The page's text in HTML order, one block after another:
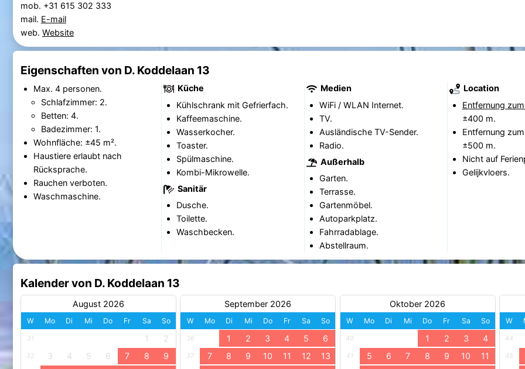
mob. +31 615 302 333
mail. E-mail
web. Website
Eigenschaften von D. Koddelaan 13
Max. 4 personen.
Schlafzimmer: 2.
Betten: 4.
Badezimmer: 1.
Wohnfläche: ±45 m².
Haustiere erlaubt nach
Rücksprache.
Rauchen verboten.
Waschmaschine.
Küche
Kühlschrank mit Gefrierfach.
Kaffeemaschine.
Wasserkocher.
Toaster.
Spülmaschine.
Kombi-Mikrowelle.
Sanitär
Dusche.
Toilette.
Waschbecken.
Medien
WiFi / WLAN Internet.
TV.
Ausländische TV-Sender.
Radio.
Außerhalb
Garten.
Terrasse.
Gartenmöbel.
Autoparkplatz.
Fahrradablage.
Abstellraum.
Location
Entfernung
±400 m.
Entfernung
±500 m.
Nicht auf
Gelijkvloers.
Kalender von D. Koddelaan 13
August 2026
W Mo Di Mi Do Fr Sa So
31 1 2
32 3 4 5 6 7 8 9
September 2026
W Mo Di Mi Do Fr Sa So
36 1 2 3 4 5 6
37 7 8 9 10 11 12 13
Oktober 2026
W Mo Di Mi Do Fr Sa So
40 1 2 3 4
41 5 6 7 8 9 10 11
W
44
45